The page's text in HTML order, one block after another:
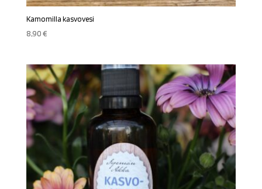
Kamomilla kasvovesi
8,90€